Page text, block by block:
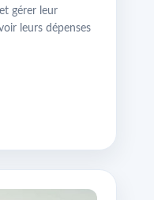
gérer leur
leurs dépenses